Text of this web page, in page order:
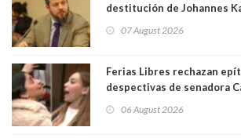
destitución de Johannes
justicia constitucional
07 August 2026
Ferias Libres rechazan
despectivas de senadora
06 August 2026